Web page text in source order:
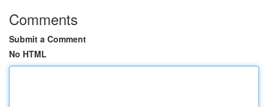
Comments
Submit a Comment
No HTML